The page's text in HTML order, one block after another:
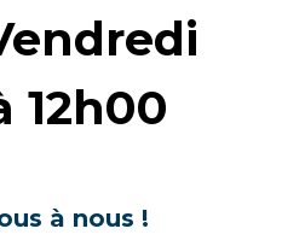
12h00
à nous !